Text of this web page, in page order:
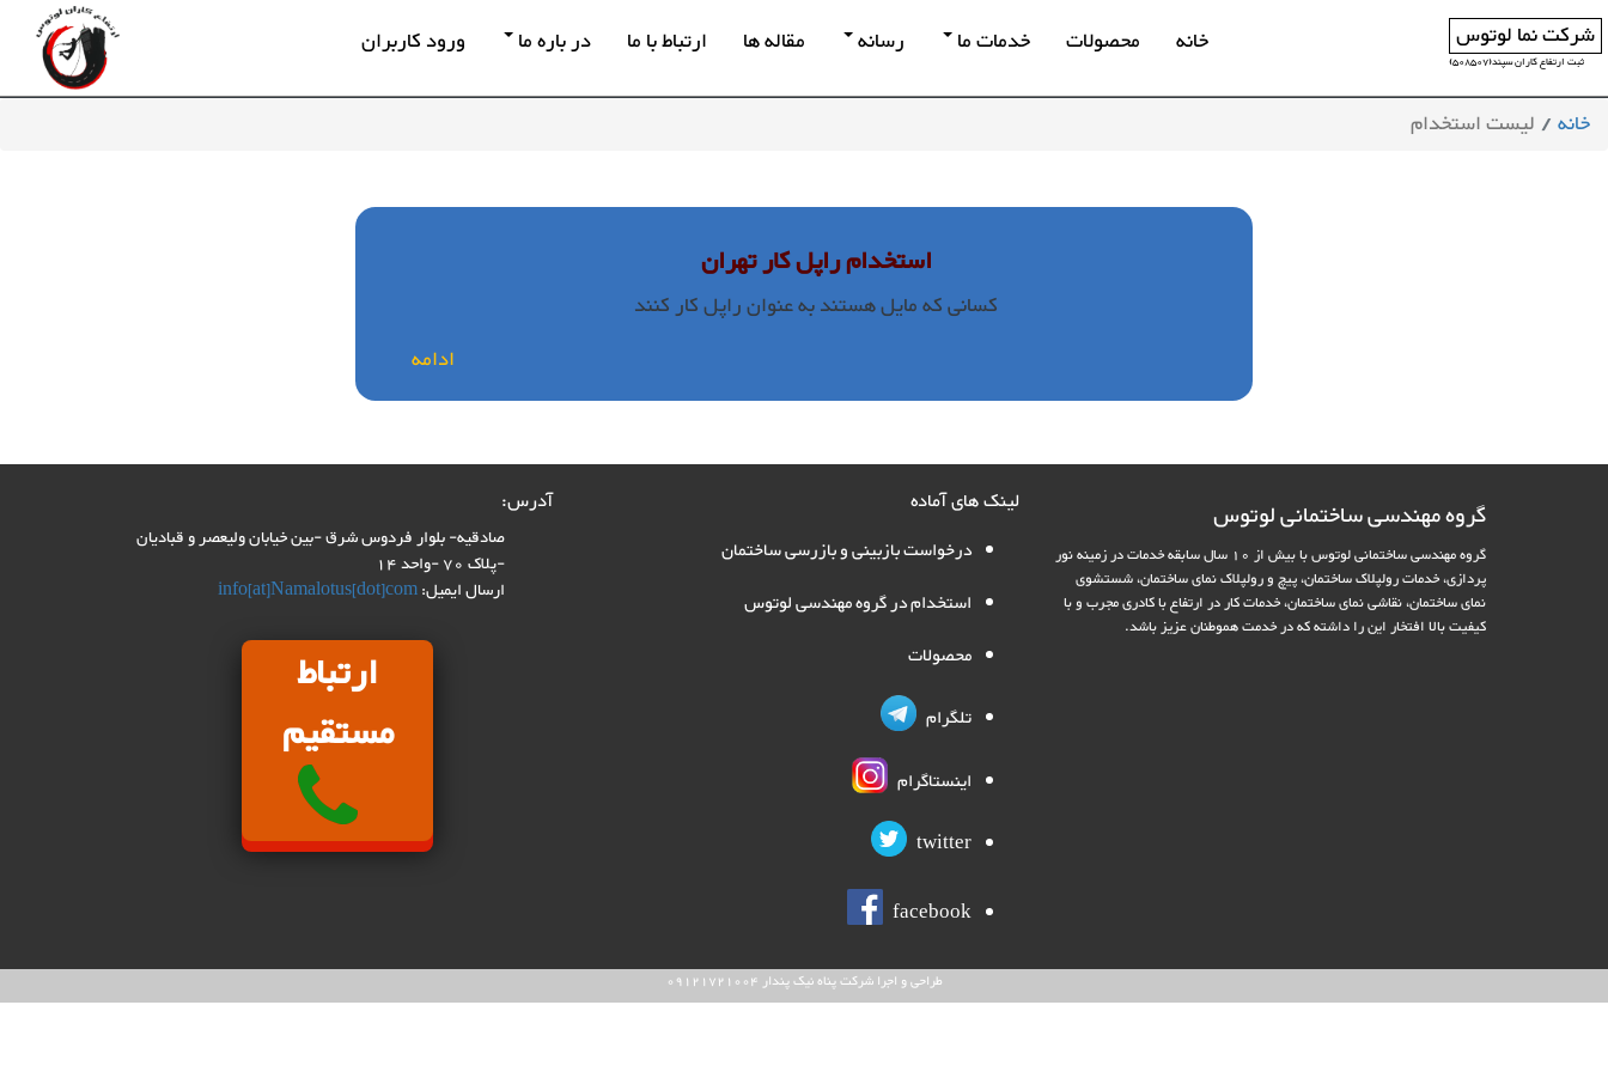
شرکت نما لوتوس
ثبت ارتفاع کاران سپند(508507)
خانه محصولات خدمات ما رسانه مقاله ها ارتباط با ما در باره ما ورود کاربران
خانه لیست استخدام
استخدام راپل کار تهران
کسانی که مایل هستند به عنوان راپل کار کنند
ادامه
گروه مهندسی ساختمانی لوتوس
گروه مهندسی ساختمانی لوتوس با بیش از 10 سال سابقه خدمات در زمینه نور
پردازی، خدمات رولپلاک ساختمان، پیچ و رولپلاک نمای ساختمان، شستشوی
نمای ساختمان، نقاشی نمای ساختمان، خدمات کار در ارتفاع با کادری مجرب و با
کیفیت بالا افتخار این را داشته که در خدمت هموطنان عزیز باشد.
لینک های آماده
درخواست بازبینی و بازرسی ساختمان
استخدام در گروه مهندسی لوتوس
محصولات
تلگرام
اینستاگرام
twitter
facebook
آدرس:
صادقیه- بلوار فردوس شرق -بین خیابان ولیعصر و قبادیان
-پلاک 70 -واحد 14
ارسال ایمیل:info[at]Namalotus[dot]com
ارتباط
مستقیم
طراحی و اجرا شرکت پناه نیک پندار 09121721004